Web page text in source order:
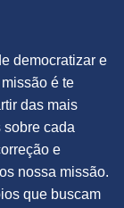
democratizar e
é te
das mais
sobre cada
e
nossa missão.
que buscam